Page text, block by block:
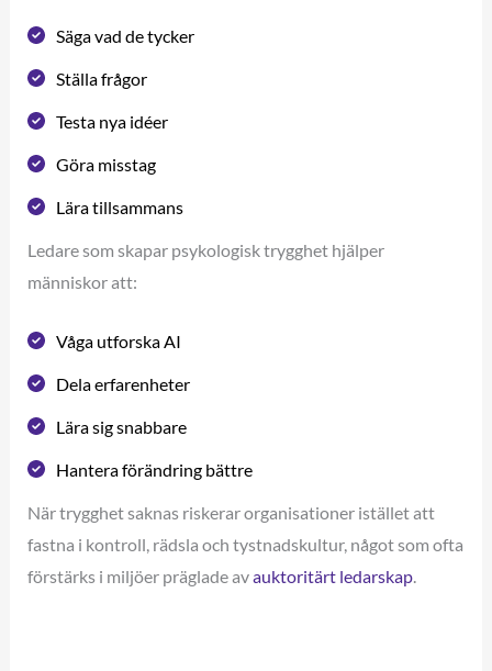
Säga vad de tycker
Ställa frågor
Testa nya idéer
Göra misstag
Lära tillsammans
Ledare som skapar psykologisk trygghet hjälper
människor att:
Våga utforska AI
Dela erfarenheter
Lära sig snabbare
Hantera förändring bättre
När trygghet saknas riskerar organisationer istället att
fastna i kontroll, rädsla och tystnadskultur, något som ofta
förstärks i miljöer präglade avauktoritärt ledarskap.